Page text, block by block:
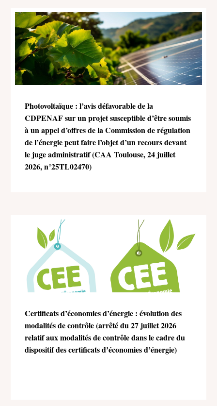
Photovoltaïque : l’avis défavorable de la
CDPENAF sur un projet susceptible d’être soumis
à un appel d’offres de la Commission de régulation
de l’énergie peut faire l’objet d’un recours devant
le juge administratif (CAA Toulouse, 24 juillet
2026, n°25TL02470)
Certificats d’économies d’énergie : évolution des
modalités de contrôle (arrêté du 27 juillet 2026
relatif aux modalités de contrôle dans le cadre du
dispositif des certificats d’économies d’énergie)